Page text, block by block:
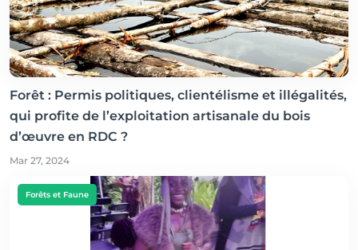
Forêt : Permis politiques, clientélisme et illégalités,
qui profite de l’exploitation artisanale du bois
d’œuvre en RDC ?
Mar 27, 2024
Forêts et Faune